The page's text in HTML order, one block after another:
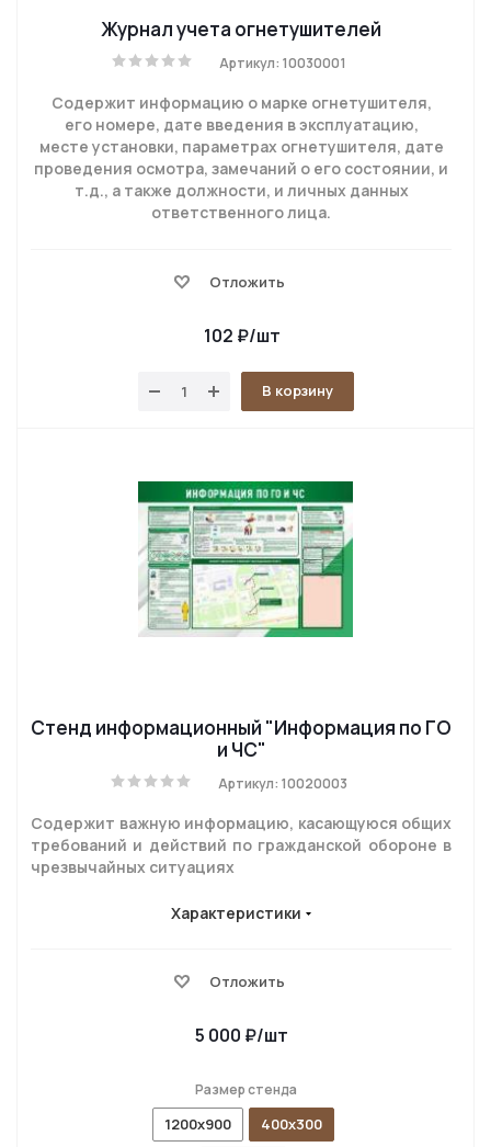
Журнал учета огнетушителей
Артикул: 10030001
Содержит информацию о марке огнетушителя,
его номере, дате введения в эксплуатацию,
месте установки, параметрах огнетушителя, дате
проведения осмотра, замечаний о его состоянии, и
т.д., а также должности, и личных данных
ответственного лица.
Отложить
102 ₽/шт
В корзину
Стенд информационный "Информация по ГО
и ЧС"
Артикул: 10020003
Содержит важную информацию, касающуюся общих
требований и действий по гражданской обороне в
чрезвычайных ситуациях
Характеристики
Отложить
5 000 ₽/шт
Размер стенда
1200х900
400х300